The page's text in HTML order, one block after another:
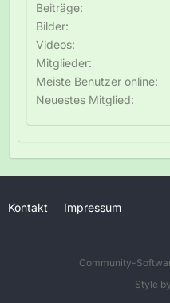
Beiträge
Bilder
Videos
Mitglieder
Meiste Benutzer online
Neuestes Mitglied
Kontakt Impressum
Community-
Style by